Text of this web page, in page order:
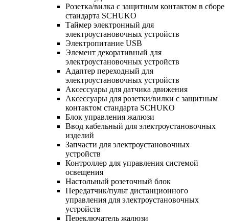
Розетка/вилка с защитным контактом в сборе
стандарта SCHUKO
Таймер электронный для
электроустановочных устройств
Электропитание USB
Элемент декоративный для
электроустановочных устройств
Адаптер переходный для
электроустановочных устройств
Аксессуары для датчика движения
Аксессуары для розетки/вилки с защитным
контактом стандарта SCHUKO
Блок управления жалюзи
Ввод кабельный для электроустановочных
изделий
Запчасти для электроустановочных
устройств
Контроллер для управления системой
освещения
Настольный розеточный блок
Передатчик/пульт дистанционного
управления для электроустановочных
устройств
Переключатель жалюзи